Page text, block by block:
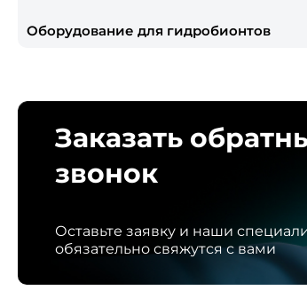
Оборудование для гидробионтов
Заказать
звонок
Оставьте заявку и наши
обязательно свяжутся с вами